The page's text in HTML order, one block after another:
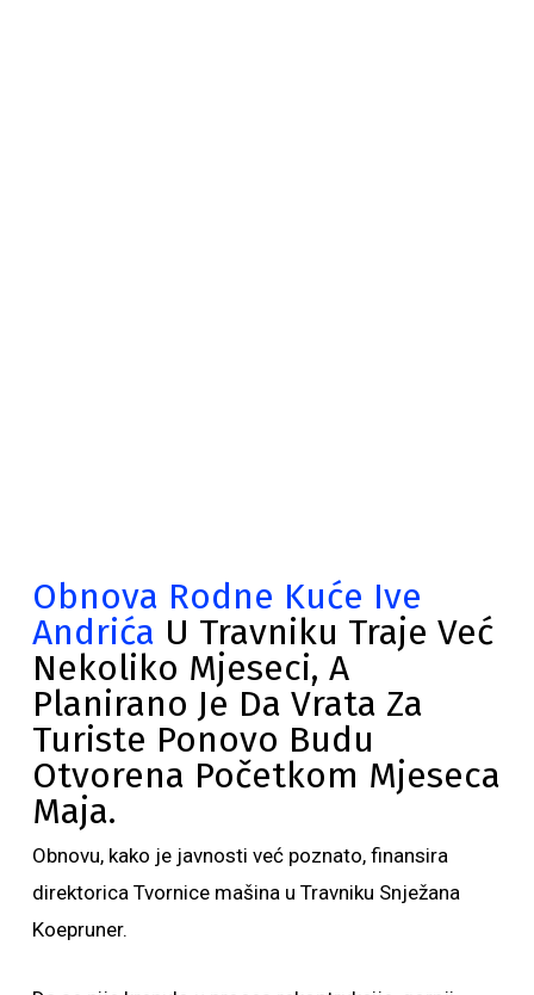
Obnova Rodne Kuće Ive
Andrića U Travniku Traje Već
Nekoliko Mjeseci, A
Planirano Je Da Vrata Za
Turiste Ponovo Budu
Otvorena Početkom Mjeseca
Maja.
Obnovu, kako je javnosti već poznato, finansira
direktorica Tvornice mašina u Travniku Snježana
Koepruner.